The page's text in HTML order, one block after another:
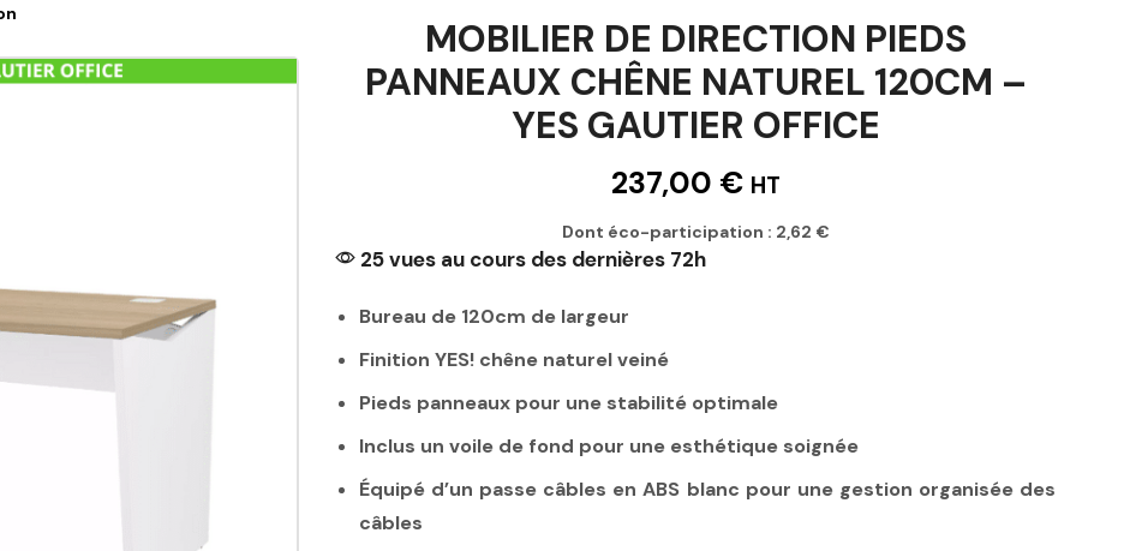
MOBILIER DE DIRECTION PIEDS
PANNEAUX CHÊNE NATUREL 120CM –
YES GAUTIER OFFICE
237,00 € HT
Dont éco-participation : 2,62 €
25 vues au cours des dernières 72h
Bureau de 120cm de largeur
Finition YES! chêne naturel veiné
Pieds panneaux pour une stabilité optimale
Inclus un voile de fond pour une esthétique soignée
Équipé d’un passe câbles en ABS blanc pour une gestion organisée des
câbles